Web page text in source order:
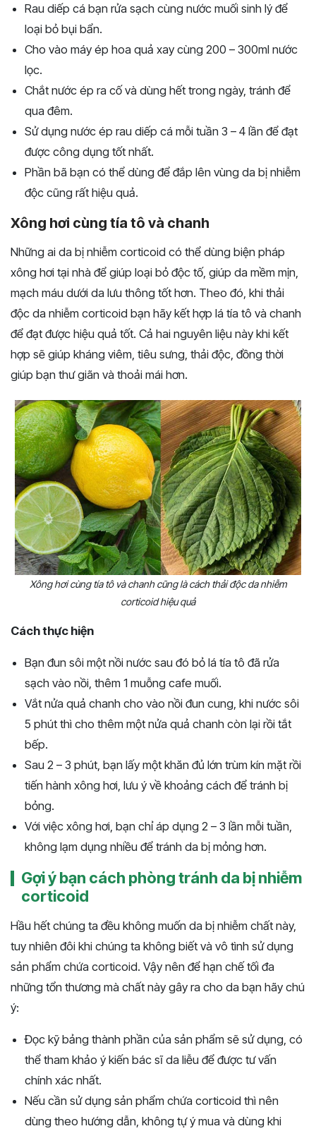
Rau diếp cá bạn rửa sạch cùng nước muối sinh lý để
loại bỏ bụi bẩn.
Cho vào máy ép hoa quả xay cùng 200 – 300ml nước
lọc.
Chắt nước ép ra cố và dùng hết trong ngày, tránh để
qua đêm.
Sử dụng nước ép rau diếp cá mỗi tuần 3 – 4 lần để đạt
được công dụng tốt nhất.
Phần bã bạn có thể dùng để đắp lên vùng da bị nhiễm
độc cũng rất hiệu quả.
Xông hơi cùng tía tô và chanh
Những ai da bị nhiễm corticoid có thể dùng biện pháp
xông hơi tại nhà để giúp loại bỏ độc tố, giúp da mềm mịn,
mạch máu dưới da lưu thông tốt hơn. Theo đó, khi thải
độc da nhiễm corticoid bạn hãy kết hợp lá tía tô và chanh
để đạt được hiệu quả tốt. Cả hai nguyên liệu này khi kết
hợp sẽ giúp kháng viêm, tiêu sưng, thải độc, đồng thời
giúp bạn thư giãn và thoải mái hơn.
Xông hơi cùng tía tô và chanh cũng là cách thải độc da nhiễm
corticoid hiệu quả
Cách thực hiện
Bạn đun sôi một nồi nước sau đó bỏ lá tía tô đã rửa
sạch vào nồi, thêm 1 muỗng cafe muối.
Vắt nửa quả chanh cho vào nồi đun cung, khi nước sôi
5 phút thì cho thêm một nửa quả chanh còn lại rồi tắt
bếp.
Sau 2 – 3 phút, bạn lấy một khăn đủ lớn trùm kín mặt rồi
tiến hành xông hơi, lưu ý về khoảng cách để tránh bị
bỏng.
Với việc xông hơi, bạn chỉ áp dụng 2 – 3 lần mỗi tuần,
không lạm dụng nhiều để tránh da bị mỏng hơn.
Gợi ý bạn cách phòng tránh da bị nhiễm
corticoid
Hầu hết chúng ta đều không muốn da bị nhiễm chất này,
tuy nhiên đôi khi chúng ta không biết và vô tình sử dụng
sản phẩm chứa corticoid. Vậy nên để hạn chế tối đa
những tổn thương mà chất này gây ra cho da bạn hãy chú
ý:
Đọc kỹ bảng thành phần của sản phẩm sẽ sử dụng, có
thể tham khảo ý kiến bác sĩ da liễu để được tư vấn
chính xác nhất.
Nếu cần sử dụng sản phẩm chứa corticoid thì nên
dùng theo hướng dẫn, không tự ý mua và dùng khi